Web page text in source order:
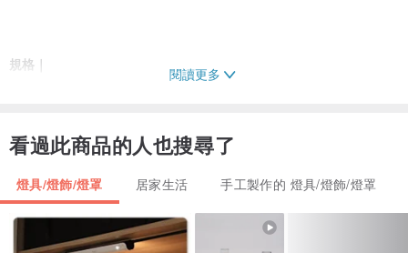
規格｜
鹽礦產地：巴基斯坦喜馬拉雅山礦區
國內外適用配件｜
燈泡：5.4W T15 燈泡
電線：USB插頭 (不含轉接頭)
閱讀更多
看過此商品的人也搜尋了
燈具/燈飾/燈罩 居家生活 手工製作的 燈具/燈飾/燈罩